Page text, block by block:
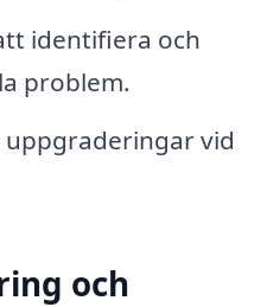
identifiera och
problem.
vid
och